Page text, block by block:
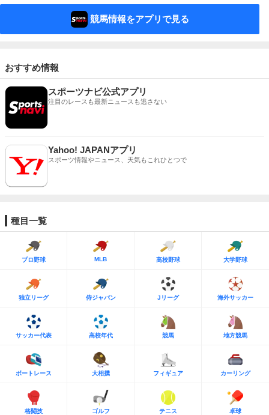
競馬情報をアプリで見る
おすすめ情報
スポーツナビ公式アプリ
注目のレースも最新ニュースも逃さない
Yahoo! JAPANアプリ
スポーツ情報やニュース、天気もこれひとつで
種目一覧
プロ野球 MLB 高校野球 大学野球
独立リーグ 侍ジャパン Jリーグ 海外サッカー
サッカー代表 高校年代 競馬 地方競馬
ボートレース 大相撲 フィギュア カーリング
格闘技 ゴルフ テニス 卓球